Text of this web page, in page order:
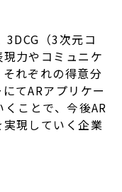
3DCG（3次元コ
力やコミュニケ
れぞれの得意分
てARアプリケー
ことで、今後AR
現していく企業